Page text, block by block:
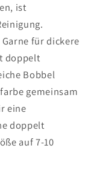
ist
für dickere
doppelt
Bobbel
gemeinsam
eine
doppelt
auf 7-10